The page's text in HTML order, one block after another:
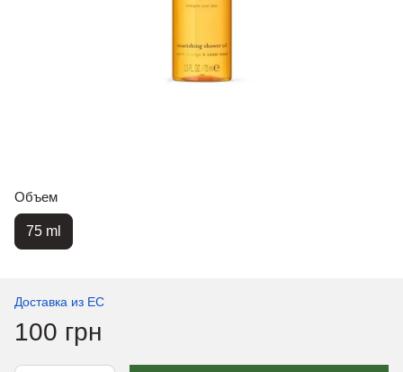
Объем
75 ml
Доставка из ЕС
100 грн